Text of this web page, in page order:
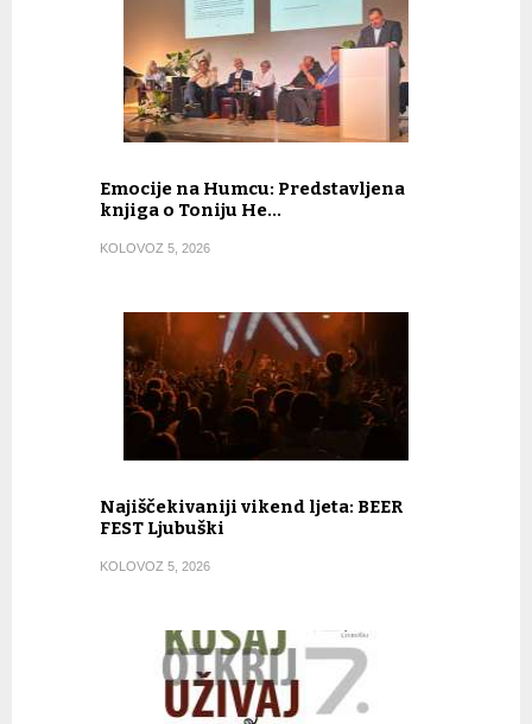
Emocije na Humcu: Predstavljena
knjiga o Toniju He…
KOLOVOZ 5, 2026
Najiščekivaniji vikend ljeta: BEER
FEST Ljubuški
KOLOVOZ 5, 2026